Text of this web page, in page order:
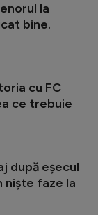
la
bine.
cu FC
ce trebuie
după eșecul
niște faze la